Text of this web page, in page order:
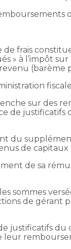
de frais
» à l’impôt
sur des
de
du
de capitaux
de sa
sommes
de gérant
justificatifs du